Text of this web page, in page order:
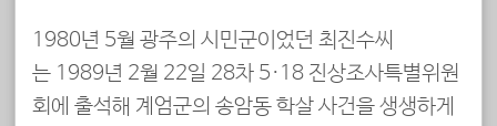
1980년 5월 광주의 시민군이었던 최진수씨
는 1989년 2월 22일 28차 5·18 진상조사특별위원
회에 출석해 계엄군의 송암동 학살 사건을 생생하게